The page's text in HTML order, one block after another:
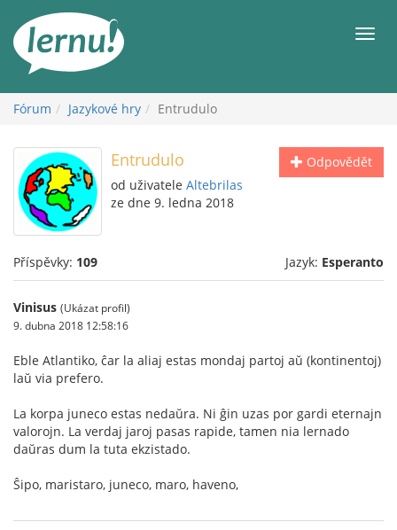
obsahu
Fórum Jazykové hry Entrudulo
Odpovědět
Entrudulo
od uživatele Altebrilas
ze dne 9. ledna 2018
Příspěvky: 109 Jazyk: Esperanto
Vinisus (Ukázat profil)
9. dubna 2018 12:58:16
Eble Atlantiko, ĉar la aliaj estas mondaj partoj aŭ (kontinentoj)
laŭ via prefero.
La korpa juneco estas nedaŭra. Ni ĝin uzas por gardi eternajn
valorojn. La verdaj jaroj pasas rapide, tamen nia lernado
daŭras dum la tuta ekzistado.
Ŝipo, maristaro, juneco, maro, haveno,